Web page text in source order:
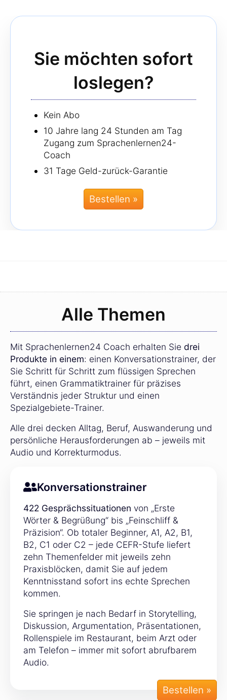
Sie möchten sofort
loslegen?
Kein Abo
10 Jahre lang 24 Stunden am Tag
Zugang zum Sprachenlernen24-
Coach
31 Tage Geld-zurück-Garantie
Bestellen »
Alle Themen
Mit Sprachenlernen24 Coach erhalten Sie drei
Produkte in einem: einen Konversationstrainer, der
Sie Schritt für Schritt zum flüssigen Sprechen
führt, einen Grammatiktrainer für präzises
Verständnis jeder Struktur und einen
Spezialgebiete-Trainer.
Alle drei decken Alltag, Beruf, Auswanderung und
persönliche Herausforderungen ab – jeweils mit
Audio und Korrekturmodus.
Konversationstrainer
422 Gesprächssituationen von „Erste
Wörter & Begrüßung“ bis „Feinschliff &
Präzision“. Ob totaler Beginner, A1, A2, B1,
B2, C1 oder C2 – jede CEFR-Stufe liefert
zehn Themenfelder mit jeweils zehn
Praxisblöcken, damit Sie auf jedem
Kenntnisstand sofort ins echte Sprechen
kommen.
Sie springen je nach Bedarf in Storytelling,
Diskussion, Argumentation, Präsentationen,
Rollenspiele im Restaurant, beim Arzt oder
am Telefon – immer mit sofort abrufbarem
Audio.